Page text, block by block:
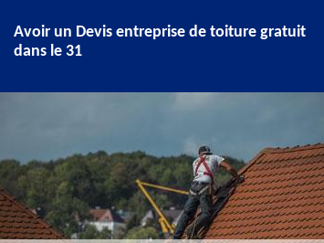
Avoir un Devis entreprise de toiture gratuit
dans le 31